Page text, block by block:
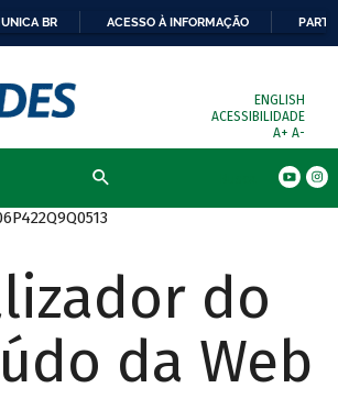
BR ACESSO À INFORMAÇÃO
ENGLISH
ACESSIBILIDADE
A+ A-
do
da Web